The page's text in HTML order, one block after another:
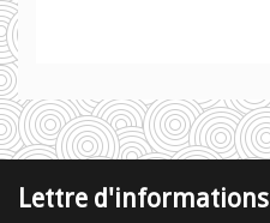
Lettre d'informations